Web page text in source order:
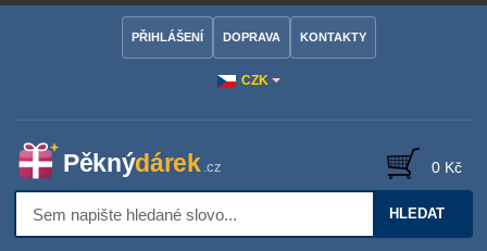
CZK
PŘIHLÁŠENÍ DOPRAVA KONTAKTY
HLEDAT
0 Kč